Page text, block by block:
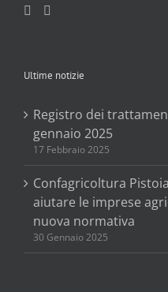
Ultime notizie
Registro dei
gennaio 2025
17 Febbraio 2025
Confagricoltura
aiutare le imprese
nuova normativa
30 Gennaio 2025